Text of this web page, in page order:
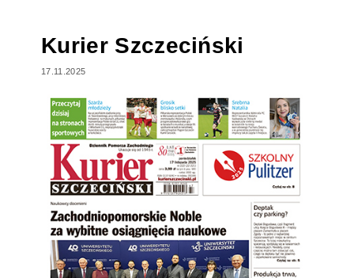
Kurier Szczeciński
17.11.2025